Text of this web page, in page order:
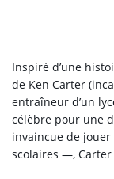
Inspiré d’une
de Ken Carter
entraîneur d’un
célèbre pour une
invaincue de
scolaires —,